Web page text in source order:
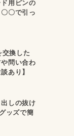
ド用ピンの
〇で引っ
換した
問い合わ
あり】
出しの抜け
ッズで簡